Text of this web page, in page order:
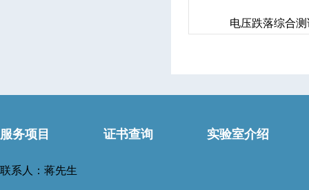
电压跌落综合
服务项目 证书查询 实验室介绍
联系人：蒋先生